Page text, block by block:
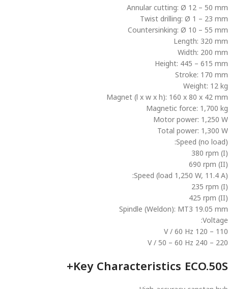
Annular cutting: Ø 12 – 50 mm
Twist drilling: Ø 1 – 23 mm
Countersinking: Ø 10 – 55 mm
Length: 320 mm
Width: 200 mm
Height: 445 – 615 mm
Stroke: 170 mm
Weight: 12 kg
Magnet (l x w x h): 160 x 80 x 42 mm
Magnetic force: 1,700 kg
Motor power: 1,250 W
Total power: 1,300 W
Speed (no load):
(I) 380 rpm
(II) 690 rpm
Speed (load 1,250 W, 11.4 A):
(I) 235 rpm
(II) 425 rpm
Spindle (Weldon): MT3 19.05 mm
Voltage:
110 – 120 V / 60 Hz
220 – 240 V / 50 – 60 Hz
Key Characteristics ECO.50S+